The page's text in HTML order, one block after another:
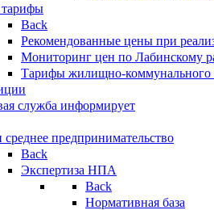
Back
Рекомендованные цены при
Мониторинг цен по Лабинскому
Тарифы жилищно-коммунального
служба информирует
предпринимательство
Back
Экспертиза НПА
Back
Нормативная база